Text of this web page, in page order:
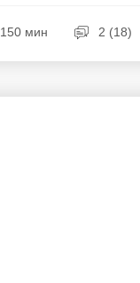
150 мин 2 (18)